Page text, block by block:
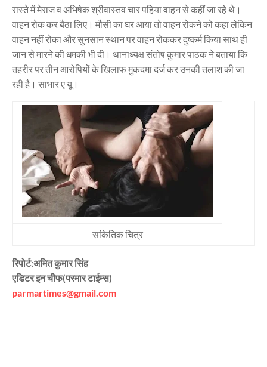
रास्ते में मेराज व अभिषेक श्रीवास्तव चार पहिया वाहन से कहीं जा रहे थे।
वाहन रोक कर बैठा लिए। मौसी का घर आया तो वाहन रोकने को कहा लेकिन
वाहन नहीं रोका और सुनसान स्थान पर वाहन रोककर दुष्कर्म किया साथ ही
जान से मारने की धमकी भी दी। थानाध्यक्ष संतोष कुमार पाठक ने बताया कि
तहरीर पर तीन आरोपियों के खिलाफ मुकदमा दर्ज कर उनकी तलाश की जा
रही है। साभार ए यू।
सांकेतिक चित्र
रिपोर्ट:अमित कुमार सिंह
एडिटर इन चीफ(परमार टाईम्स)
parmartimes@gmail.com